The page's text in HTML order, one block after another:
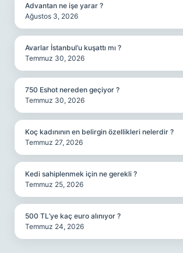
Advantan ne işe yarar ?
Ağustos 3, 2026
Avarlar İstanbul’u kuşattı mı ?
Temmuz 30, 2026
750 Eshot nereden geçiyor ?
Temmuz 30, 2026
Koç kadınının en belirgin özellikleri nelerdir ?
Temmuz 27, 2026
Kedi sahiplenmek için ne gerekli ?
Temmuz 25, 2026
500 TL’ye kaç euro alınıyor ?
Temmuz 24, 2026